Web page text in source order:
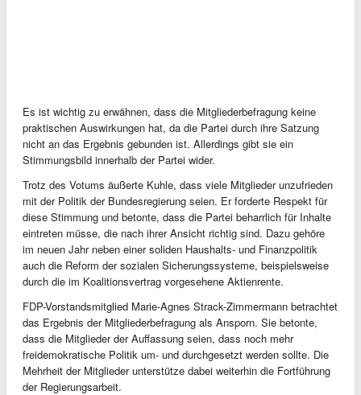
Es ist wichtig zu erwähnen, dass die Mitgliederbefragung keine
praktischen Auswirkungen hat, da die Partei durch ihre Satzung
nicht an das Ergebnis gebunden ist. Allerdings gibt sie ein
Stimmungsbild innerhalb der Partei wider.
Trotz des Votums äußerte Kuhle, dass viele Mitglieder unzufrieden
mit der Politik der Bundesregierung seien. Er forderte Respekt für
diese Stimmung und betonte, dass die Partei beharrlich für Inhalte
eintreten müsse, die nach ihrer Ansicht richtig sind. Dazu gehöre
im neuen Jahr neben einer soliden Haushalts- und Finanzpolitik
auch die Reform der sozialen Sicherungssysteme, beispielsweise
durch die im Koalitionsvertrag vorgesehene Aktienrente.
FDP-Vorstandsmitglied Marie-Agnes Strack-Zimmermann betrachtet
das Ergebnis der Mitgliederbefragung als Ansporn. Sie betonte,
dass die Mitglieder der Auffassung seien, dass noch mehr
freidemokratische Politik um- und durchgesetzt werden sollte. Die
Mehrheit der Mitglieder unterstütze dabei weiterhin die Fortführung
der Regierungsarbeit.